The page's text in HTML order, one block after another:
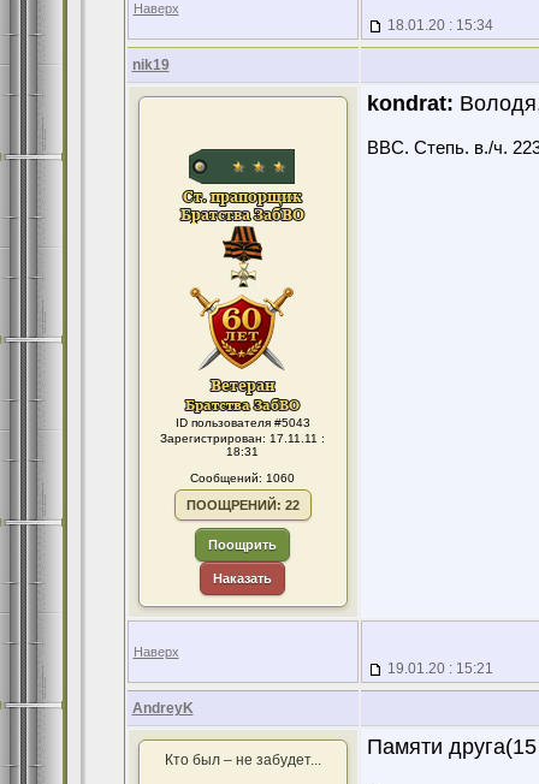
Наверх
18.01.20 : 15:34
nik19
ID пользователя #5043
Зарегистрирован: 17.11.11 :
18:31
Сообщений: 1060
ПООЩРЕНИЙ: 22
Поощрить
Наказать
kondrat:
ВВС. Степь. в./ч.
Наверх
19.01.20 : 15:21
AndreyK
Кто был – не забудет...
Памяти